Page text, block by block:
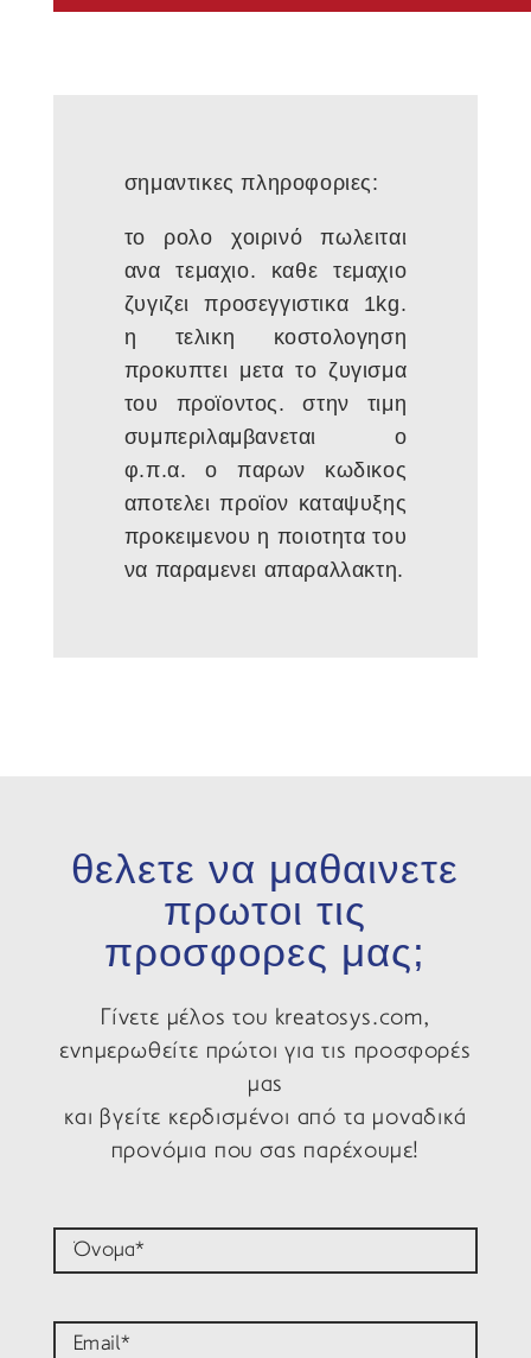
σημαντικες πληροφοριες:
το ρολο χοιρινό πωλειται
ανα τεμαχιο. καθε τεμαχιο
ζυγιζει προσεγγιστικα 1kg.
η τελικη κοστολογηση
προκυπτει μετα το ζυγισμα
του προϊοντος. στην τιμη
συμπεριλαμβανεται ο
φ.π.α. ο παρων κωδικος
αποτελει προϊον καταψυξης
προκειμενου η ποιοτητα του
να παραμενει απαραλλακτη.
θελετε να μαθαινετε
πρωτοι τις
προσφορες μας;
Γίνετε μέλος του kreatosys.com,
ενημερωθείτε πρώτοι για τις προσφορές
μας
και βγείτε κερδισμένοι από τα μοναδικά
προνόμια που σας παρέχουμε!​